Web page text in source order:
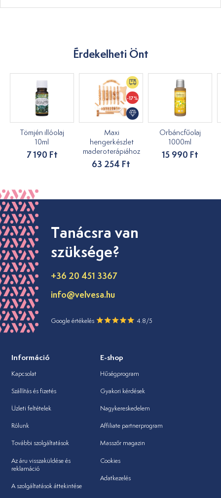
Érdekelheti Önt
Tömjén illóolaj
10ml
7 190 Ft
-17%
Maxi
hengerkészlet
maderoterápiához
63 254 Ft
Orbáncfűolaj
1000ml
15 990 Ft
Tanácsra van
szüksége?
+36 20 451 3367
info@velvesa.hu
Google értékelés 4.8/5
Információ
Kapcsolat
Szállítás és fizetés
Üzleti feltételek
Rólunk
További szolgáltatások
Az áru visszaküldése és
reklamáció
A szolgáltatások áttekintése
E-shop
Hűségprogram
Gyakori kérdések
Nagykereskedelem
Affiliate partnerprogram
Masszőr magazin
Cookies
Adatkezelés